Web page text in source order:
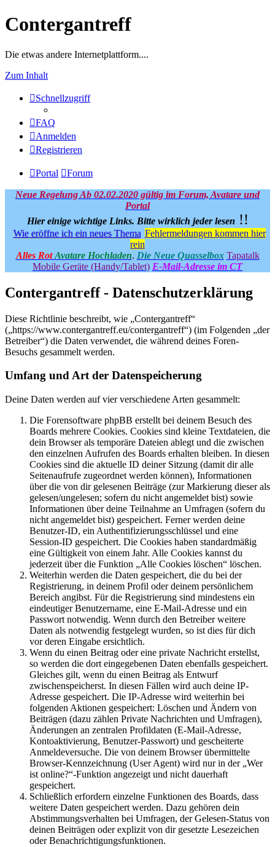
Contergantreff
Die etwas andere Internetplattform....
Zum Inhalt
Schnellzugriff
FAQ
Anmelden
Registrieren
Portal Forum
Neue Regelung Ab 02.02.2020 gültig im Forum, Avatare und
Portal
Hier einige wichtige Links. Bitte wirklich jeder lesen !!
Wie eröffne ich ein neues Thema Fehlermeldungen kommen hier
rein
Alles Rot Avatare Hochladen. Die Neue Quasselbox Tapatalk
Mobile Geräte (Handy/Tablet) E-Mail-Adresse im CT
Contergantreff - Datenschutzerklärung
Diese Richtlinie beschreibt, wie „Contergantreff“
(„https://www.contergantreff.eu/contergantreff“) (im Folgenden „der
Betreiber“) die Daten verwendet, die während deines Foren-
Besuchs gesammelt werden.
Umfang und Art der Datenspeicherung
Deine Daten werden auf vier verschiedene Arten gesammelt:
Die Forensoftware phpBB erstellt bei deinem Besuch des
Boards mehrere Cookies. Cookies sind kleine Textdateien, die
dein Browser als temporäre Dateien ablegt und die zwischen
den einzelnen Aufrufen des Boards erhalten bleiben. In diesen
Cookies sind die aktuelle ID deiner Sitzung (damit dir alle
Seitenaufrufe zugeordnet werden können), Informationen
über die von dir gelesenen Beiträge (zur Markierung dieser als
gelesen/ungelesen; sofern du nicht angemeldet bist) sowie
Informationen über deine Teilnahme an Umfragen (sofern du
nicht angemeldet bist) gespeichert. Ferner werden deine
Benutzer-ID, ein Authentifizierungsschlüssel und eine
Session-ID gespeichert. Die Cookies haben standardmäßig
eine Gültigkeit von einem Jahr. Alle Cookies kannst du
jederzeit über die Funktion „Alle Cookies löschen“ löschen.
Weiterhin werden die Daten gespeichert, die du bei der
Registrierung, in deinem Profil oder deinem persönlichem
Bereich angibst. Für die Registrierung sind mindestens ein
eindeutiger Benutzername, eine E-Mail-Adresse und ein
Passwort notwendig. Wenn durch den Betreiber weitere
Daten als notwendig festgelegt wurden, so ist dies für dich
vor deren Eingabe ersichtlich.
Wenn du einen Beitrag oder eine private Nachricht erstellst,
so werden die dort eingegebenen Daten ebenfalls gespeichert.
Gleiches gilt, wenn du einen Beitrag als Entwurf
zwischenspeicherst. In diesen Fällen wird auch deine IP-
Adresse gespeichert. Die IP-Adresse wird weiterhin bei
folgenden Aktionen gespeichert: Löschen und Ändern von
Beiträgen (dazu zählen Private Nachrichten und Umfragen),
Änderungen an zentralen Profildaten (E-Mail-Adresse,
Kontoaktivierung, Benutzer-Passwort) und gescheiterte
Anmeldeversuche. Die von deinem Browser übermittelte
Browser-Kennzeichnung (User Agent) wird nur in der „Wer
ist online?“-Funktion angezeigt und nicht dauerhaft
gespeichert.
Schließlich erfordern einzelne Funktionen des Boards, dass
weitere Daten gespeichert werden. Dazu gehören dein
Abstimmungsverhalten bei Umfragen, der Gelesen-Status von
deinen Beiträgen oder explizit von dir gesetzte Lesezeichen
oder Benachrichtigungsfunktionen.